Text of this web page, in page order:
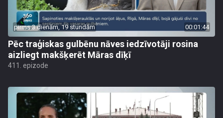
pirms 3 dienām, 19 stundām 00:01:44
Pēc traģiskas gulbēnu nāves iedzīvotāji rosina
aizliegt makšķerēt Māras dīķī
411. epizode